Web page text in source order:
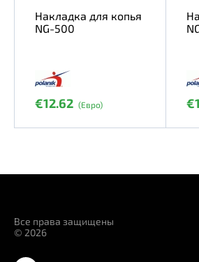
Накладка для копья
NG-500
€12.62 (Евро)
Все права защищены
© 2026